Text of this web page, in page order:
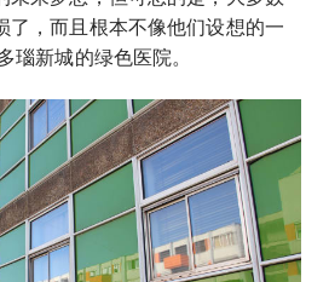
了，而且根本不像他们设想的一
瑙新城的绿色医院。